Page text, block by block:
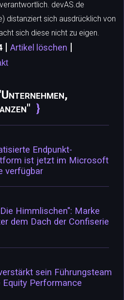
devAS.de
distanziert sich ausdrücklich von
sich diese nicht zu eigen.
Artikel löschen
Endpunkt-
ist jetzt im Microsoft
verfügbar
Himmlischen": Marke
dem Dach der Confiserie
sein Führungsteam
Performance